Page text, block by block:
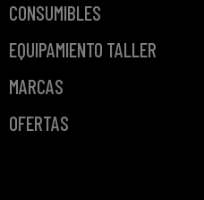
CONSUMIBLES
EQUIPAMIENTO TALLER
MARCAS
OFERTAS